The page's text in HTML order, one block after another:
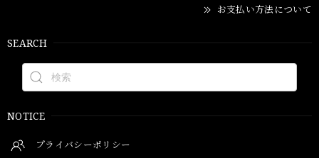
お支払い方法について
SEARCH
NOTICE
プライバシーポリシー